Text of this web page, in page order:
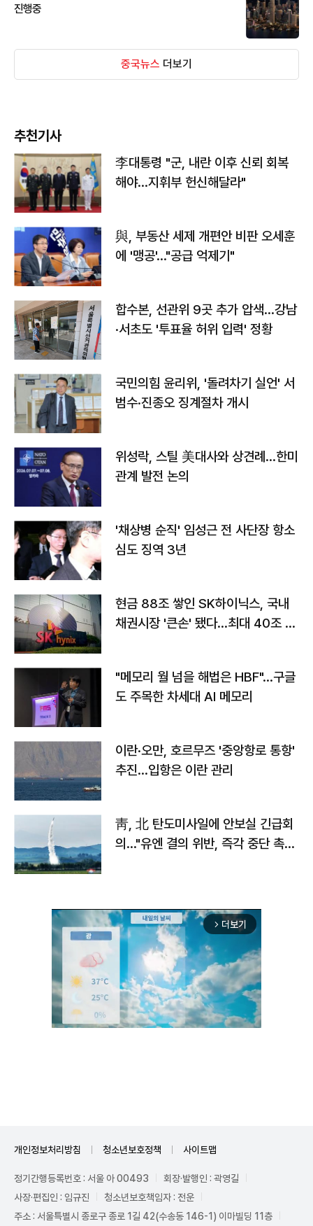
진행중
중국뉴스 더보기
추천기사
李대통령 "군, 내란 이후 신뢰 회복
해야…지휘부 헌신해달라"
與, 부동산 세제 개편안 비판 오세훈
에 '맹공'…"공급 억제기"
합수본, 선관위 9곳 추가 압색…강남
·서초도 '투표율 허위 입력' 정황
국민의힘 윤리위, '돌려차기 실언' 서
범수·진종오 징계절차 개시
위성락, 스틸 美대사와 상견례…한미
관계 발전 논의
'채상병 순직' 임성근 전 사단장 항소
심도 징역 3년
현금 88조 쌓인 SK하이닉스, 국내
채권시장 '큰손' 됐다…최대 40조 투
"메모리 월 넘을 해법은 HBF"…구글
도 주목한 차세대 AI 메모리
이란·오만, 호르무즈 '중앙항로 통항'
추진…입항은 이란 관리
靑, 北 탄도미사일에 안보실 긴급회
의…"유엔 결의 위반, 즉각 중단 촉
arrow_forward_ios 더보기
개인정보처리방침 청소년보호정책 사이트맵
정기간행등록번호 : 서울 아 00493
회장·발행인 : 곽영길
사장·편집인 : 임규진
청소년보호책임자 : 전운
주소 : 서울특별시 종로구 종로 1길 42(수송동 146-1) 이마빌딩 11층